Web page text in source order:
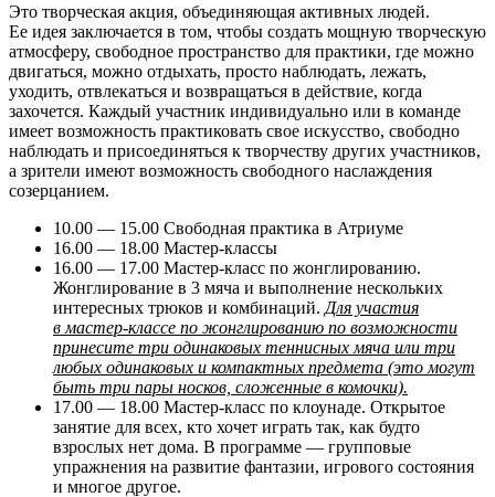
Это творческая акция, объединяющая активных людей.
Ее идея заключается в том, чтобы создать мощную творческую
атмосферу, свободное пространство для практики, где можно
двигаться, можно отдыхать, просто наблюдать, лежать,
уходить, отвлекаться и возвращаться в действие, когда
захочется. Каждый участник индивидуально или в команде
имеет возможность практиковать свое искусство, свободно
наблюдать и присоединяться к творчеству других участников,
а зрители имеют возможность свободного наслаждения
созерцанием.
10.00 — 15.00 Свободная практика в Атриуме
16.00 — 18.00 Мастер-классы
16.00 — 17.00 Мастер-класс по жонглированию.
Жонглирование в 3 мяча и выполнение нескольких
интересных трюков и комбинаций. Для участия
в мастер-классе по жонглированию по возможности
принесите три одинаковых теннисных мяча или три
любых одинаковых и компактных предмета (это могут
быть три пары носков, сложенные в комочки).
17.00 — 18.00 Мастер-класс по клоунаде. Открытое
занятие для всех, кто хочет играть так, как будто
взрослых нет дома. В программе — групповые
упражнения на развитие фантазии, игрового состояния
и многое другое.